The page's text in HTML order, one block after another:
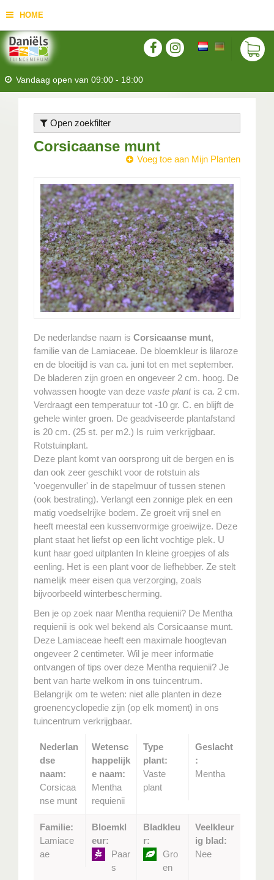
HOME
Vandaag open van 09:00 - 18:00
Open zoekfilter
Corsicaanse munt
Voeg toe aan Mijn Planten
De nederlandse naam is Corsicaanse munt,
familie van de Lamiaceae. De bloemkleur is lilaroze
en de bloeitijd is van ca. juni tot en met september.
De bladeren zijn groen en ongeveer 2 cm. hoog. De
volwassen hoogte van deze vaste plantis ca. 2 cm.
Verdraagt een temperatuur tot -10 gr. C. en blijft de
gehele winter groen. De geadviseerde plantafstand
is 20 cm. (25 st. per m2.) Is ruim verkrijgbaar.
Rotstuinplant.
Deze plant komt van oorsprong uit de bergen en is
dan ook zeer geschikt voor de rotstuin als
'voegenvuller' in de stapelmuur of tussen stenen
(ook bestrating). Verlangt een zonnige plek en een
matig voedselrijke bodem. Ze groeit vrij snel en
heeft meestal een kussenvormige groeiwijze. Deze
plant staat het liefst op een licht vochtige plek. U
kunt haar goed uitplanten In kleine groepjes of als
eenling. Het is een plant voor de liefhebber. Ze stelt
namelijk meer eisen qua verzorging, zoals
bijvoorbeeld winterbescherming.
Ben je op zoek naar Mentha requienii? De Mentha
requienii is ook wel bekend als Corsicaanse munt.
Deze Lamiaceae heeft een maximale hoogtevan
ongeveer 2 centimeter. Wil je meer informatie
ontvangen of tips over deze Mentha requienii? Je
bent van harte welkom in ons tuincentrum.
Belangrijk om te weten: niet alle planten in deze
groenencyclopedie zijn (op elk moment) in ons
tuincentrum verkrijgbaar.
Nederlan
dse
naam:
Corsicaa
nse munt
Wetensc
happelijk
e naam:
Mentha
requienii
Type
plant:
Vaste
plant
Geslacht
:
Mentha
Familie:
Lamiace
ae
Bloemkl
eur:
Paar
s
Bladkleu
r:
Gro
en
Veelkleur
ig blad:
Nee